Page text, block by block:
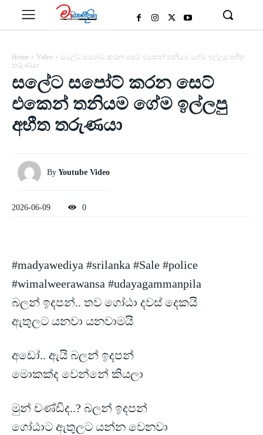
Home Video
සලේට සපෝට් කරන සෙට් එකෙන් තනියම ගේම ඉල්ලපු අභීත
තරුණයා
සලේට සපෝට් කරන සෙට්
එකෙන් තනියම ගේම ඉල්ලපු
අභීත තරුණයා
By Youtube Video
2026-06-09 0
#madyawediya #srilanka #Sale #police
#wimalweerawansa #udayagammanpila
බලන් ඉදපන්.. තව ගෝඨා දවස් දෙකයි
ඇතුලට යනවා යනවාමයි
අඩෝ.. ඇයි බලන් ඉදපන්
මොකක්ද වෙන්නේ කියලා
මුන් චණ්ඩිද..? බලන් ඉදපන්
ගෝඨාට ඇතුලට යන්න වෙනවා